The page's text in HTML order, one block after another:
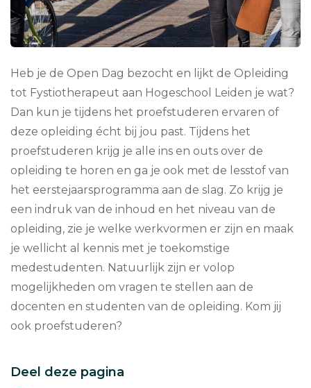
Heb je de Open Dag bezocht en lijkt de Opleiding
tot Fystiotherapeut aan Hogeschool Leiden je wat?
Dan kun je tijdens het proefstuderen ervaren of
deze opleiding écht bij jou past. Tijdens het
proefstuderen krijg je alle ins en outs over de
opleiding te horen en ga je ook met de lesstof van
het eerstejaarsprogramma aan de slag. Zo krijg je
een indruk van de inhoud en het niveau van de
opleiding, zie je welke werkvormen er zijn en maak
je wellicht al kennis met je toekomstige
medestudenten. Natuurlijk zijn er volop
mogelijkheden om vragen te stellen aan de
docenten en studenten van de opleiding. Kom jij
ook proefstuderen?
Deel deze pagina